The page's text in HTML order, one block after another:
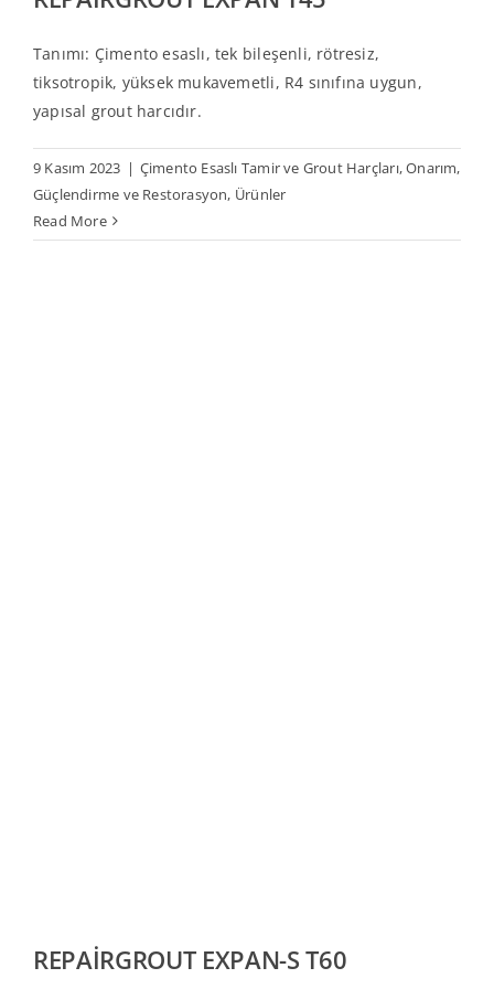
Tanımı: Çimento esaslı, tek bileşenli, rötresiz,
tiksotropik, yüksek mukavemetli, R4 sınıfına uygun,
yapısal grout harcıdır.
9 Kasım 2023 | Çimento Esaslı Tamir ve Grout Harçları,Onarım,
Güçlendirme ve Restorasyon, Ürünler
Read More
REPAİRGROUT EXPAN-S T60